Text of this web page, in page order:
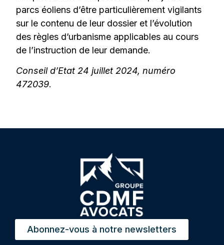
parcs éoliens d’être particulièrement vigilants
sur le contenu de leur dossier et l’évolution
des règles d’urbanisme applicables au cours
de l’instruction de leur demande.
Conseil d’Etat 24 juillet 2024, numéro
472039.
Abonnez-vous à notre newsletters